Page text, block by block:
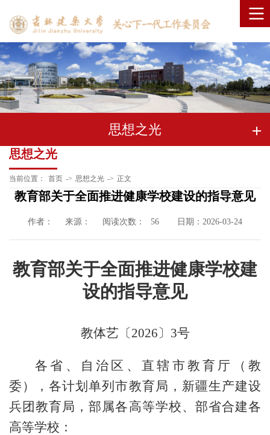
思想之光
思想之光
当前位置： 首页 -> 思想之光 -> 正文
教育部关于全面推进健康学校建设的指导意见
作者： 来源： 阅读次数： 56 日期：2026-03-24
教育部关于全面推进健康学校建
设的指导意见
教体艺〔2026〕 3号
各省、自治区、直辖市教育厅（教
委），各计划单列市教育局，新疆生产建设
兵团教育局，部属各高等学校、部省合建各
高等学校：